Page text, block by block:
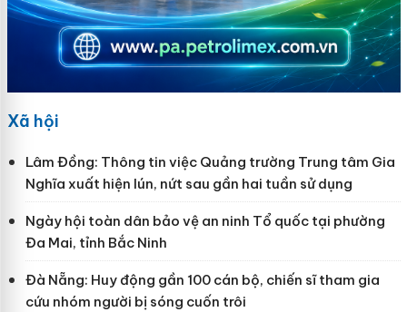
Xã hội
Lâm Đồng: Thông tin việc Quảng trường Trung tâm Gia
Nghĩa xuất hiện lún, nứt sau gần hai tuần sử dụng
Ngày hội toàn dân bảo vệ an ninh Tổ quốc tại phường
Đa Mai, tỉnh Bắc Ninh
Đà Nẵng: Huy động gần 100 cán bộ, chiến sĩ tham gia
cứu nhóm người bị sóng cuốn trôi